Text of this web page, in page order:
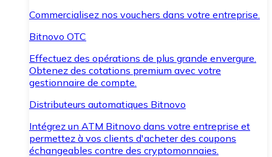
Commercialisez nos vouchers dans votre entreprise.
Bitnovo OTC
Effectuez des opérations de plus grande envergure.
Obtenez des cotations premium avec votre
gestionnaire de compte.
Distributeurs automatiques Bitnovo
Intégrez un ATM Bitnovo dans votre entreprise et
permettez à vos clients d'acheter des coupons
échangeables contre des cryptomonnaies.